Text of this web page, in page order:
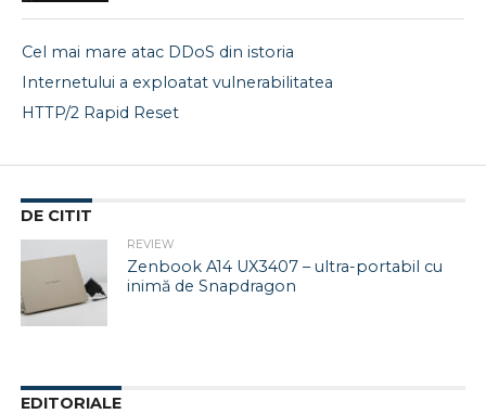
Cel mai mare atac DDoS din istoria
Internetului a exploatat vulnerabilitatea
HTTP/2 Rapid Reset
DE CITIT
REVIEW
Zenbook A14 UX3407 – ultra-portabil cu
inimă de Snapdragon
EDITORIALE